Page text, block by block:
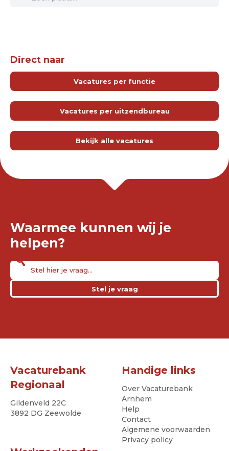
Direct naar
Vacatures per functie
Vacatures per uitzendbureau
Bekijk alle vacatures
Waarmee kunnen wij je
helpen?
Stel je vraag
Vacaturebank
Regionaal
Gildenveld 22C
3892 DG Zeewolde
Handige links
Over Vacaturebank
Arnhem
Help
Contact
Algemene voorwaarden
Privacy policy